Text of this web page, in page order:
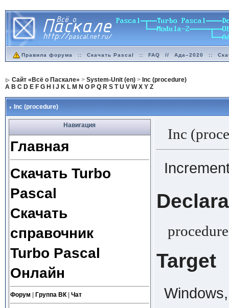
Правила форума :: Скачать Pascal :: FAQ // Ада–2020 ::
Сайт «Всё о Паскале» > System-Unit (en)> Inc (procedure)
A B C D E F G H J K L M N O P Q R S T U V W X Y Z
Inc (procedure)
Навигация
Главная
Скачать Turbo
Pascal
Скачать
справочник
Turbo Pascal
Онлайн
Форум Группа ВК| Чат
Inc
Target